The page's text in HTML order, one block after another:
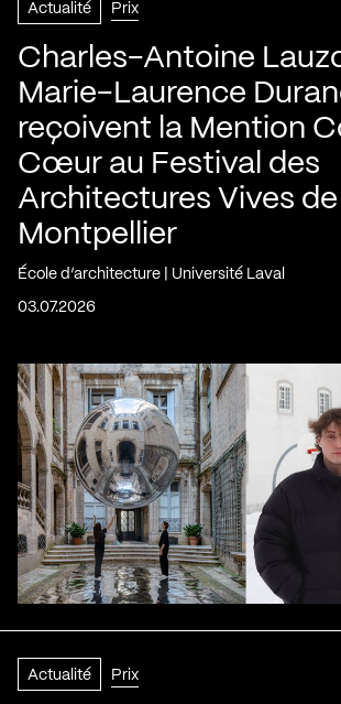
Actualité Prix
Charles-Antoine
Marie-Laurence
reçoivent la Mention
Cœur au Festival des
Architectures Vives de
Montpellier
École d’architecture | Université Laval
03.07.2026
Actualité Prix